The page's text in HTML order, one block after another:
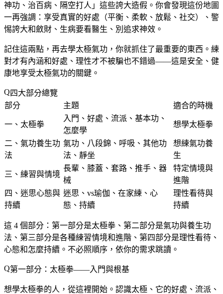
神功、治百病、隔空打人」這些誇大造假。你會發現這份地圖
一再強調：享受真實的好處（平衡、柔軟、放鬆、社交）、警
惕誇大和斂財、生病要看醫生、別追求神效。
記住這兩點，再去學太極氣功，你就抓住了最重要的東西。練
對才有內涵和好處、理性才不被騙也不錯過——這是安全、健
康地享受太極氣功的關鍵。
四大部分總覽
部分
主題 適合的時機
一、太極拳
入門、好處、流派、基本功、
怎麼學
想學太極拳
二、氣功養生功
法
氣功、八段錦、呼吸、其他功
法、靜坐
想練氣功養
生
三、練習與情境
長輩、膝蓋、套路、推手、器
械
特定情境與
進階
四、迷思心態與
持續
迷思、vs瑜伽、在家練、心
態、持續
理性看待與
持續
這 4 個部分：第一部分是太極拳、第二部分是氣功與養生功
法、第三部分是各種練習情境和進階、第四部分是理性看待、
心態和怎麼持續。不必照順序，依你的需求跳讀。
第一部分：太極拳——入門與根基
想學太極拳的人，從這裡開始。認識太極、它的好處、流派、